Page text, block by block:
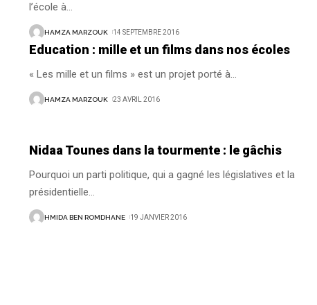
l’école à…
HAMZA MARZOUK 14 SEPTEMBRE 2016
Education : mille et un films dans nos écoles
« Les mille et un films » est un projet porté à…
HAMZA MARZOUK 23 AVRIL 2016
Nidaa Tounes dans la tourmente : le gâchis
Pourquoi un parti politique, qui a gagné les législatives et la
présidentielle…
HMIDA BEN ROMDHANE 19 JANVIER 2016